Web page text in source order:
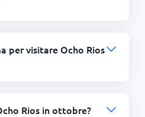
per visitare Ocho Rios
Rios in ottobre?